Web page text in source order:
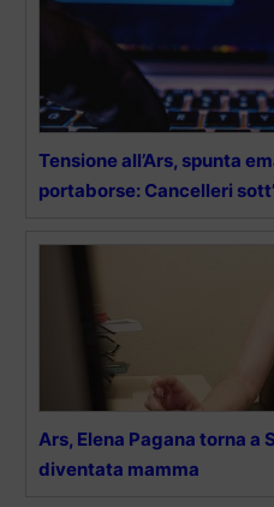
Tensione all’Ars, spunta
portaborse: Cancelleri
Ars, Elena Pagana torna a
diventata mamma